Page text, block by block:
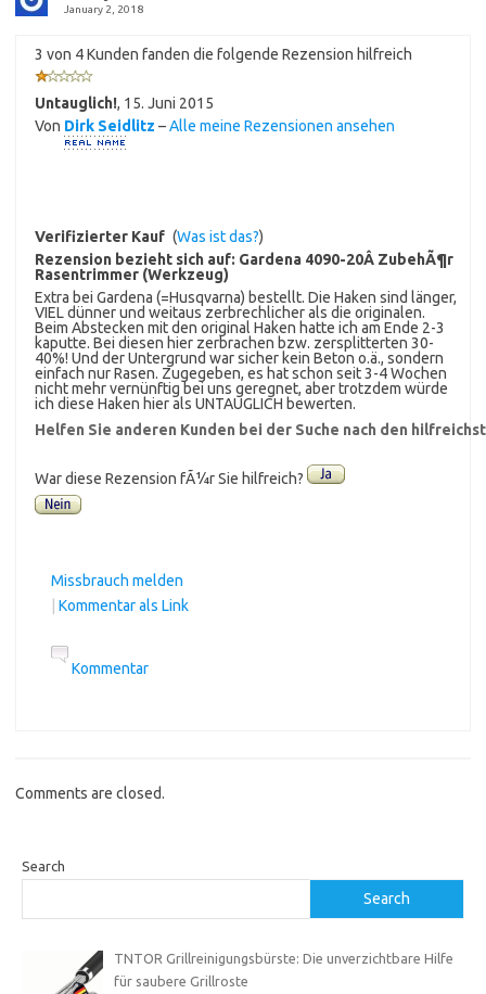
January 2, 2018
3 von 4 Kunden fanden die folgende Rezension hilfreich
Untauglich!, 15. Juni 2015
Von Dirk Seidlitz –Alle meine Rezensionen ansehen
Verifizierter Kauf (Was ist das?)
Rezension bezieht sich auf: Gardena 4090-20Â ZubehÃ¶r
Rasentrimmer (Werkzeug)
Extra bei Gardena (=Husqvarna) bestellt. Die Haken sind länger,
VIEL dünner und weitaus zerbrechlicher als die originalen.
Beim Abstecken mit den original Haken hatte ich am Ende 2-3
kaputte. Bei diesen hier zerbrachen bzw. zersplitterten 30-
40%! Und der Untergrund war sicher kein Beton o.ä., sondern
einfach nur Rasen. Zugegeben, es hat schon seit 3-4 Wochen
nicht mehr vernünftig bei uns geregnet, aber trotzdem würde
ich diese Haken hier als UNTAUGLICH bewerten.
Helfen Sie anderen Kunden bei der Suche nach den
War diese Rezension fÃ¼r Sie hilfreich?
Missbrauch melden
| Kommentar als Link
Kommentar
Comments are closed.
Search
Search
TNTOR Grillreinigungsbürste: Die unverzichtbare Hilfe
für saubere Grillroste